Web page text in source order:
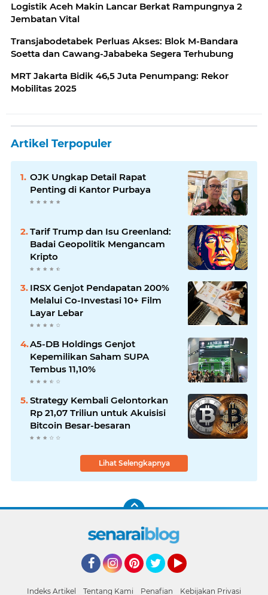
Logistik Aceh Makin Lancar Berkat Rampungnya 2
Jembatan Vital
Transjabodetabek Perluas Akses: Blok M-Bandara
Soetta dan Cawang-Jababeka Segera Terhubung
MRT Jakarta Bidik 46,5 Juta Penumpang: Rekor
Mobilitas 2025
Artikel Terpopuler
OJK Ungkap Detail Rapat
Penting di Kantor Purbaya
Tarif Trump dan Isu Greenland:
Badai Geopolitik Mengancam
Kripto
IRSX Genjot Pendapatan 200%
Melalui Co-Investasi 10+ Film
Layar Lebar
A5-DB Holdings Genjot
Kepemilikan Saham SUPA
Tembus 11,10%
Strategy Kembali Gelontorkan
Rp 21,07 Triliun untuk Akuisisi
Bitcoin Besar-besaran
Lihat Selengkapnya
Indeks Artikel Tentang Kami Penafian Kebijakan Privasi